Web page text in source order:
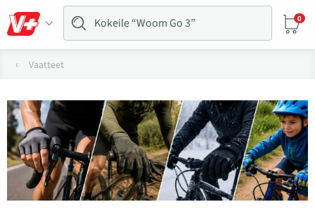
0
Vaatteet